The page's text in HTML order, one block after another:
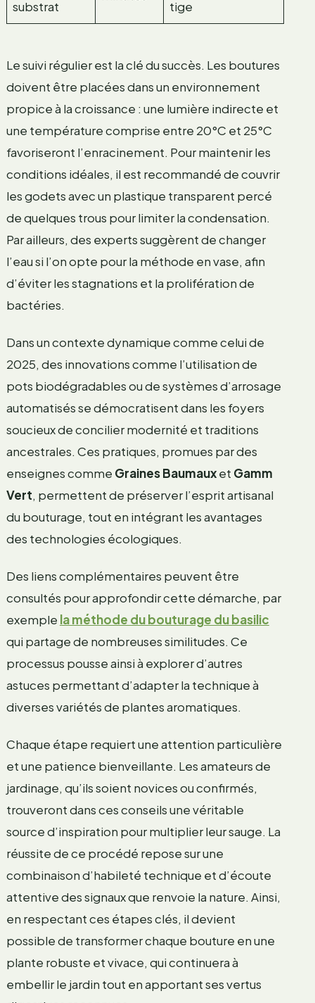
substrat
tige
Le suivi régulier est la clé du succès. Les boutures
doivent être placées dans un environnement
propice à la croissance : une lumière indirecte et
une température comprise entre 20°C et 25°C
favoriseront l’enracinement. Pour maintenir les
conditions idéales, il est recommandé de couvrir
les godets avec un plastique transparent percé
de quelques trous pour limiter la condensation.
Par ailleurs, des experts suggèrent de changer
l’eau si l’on opte pour la méthode en vase, afin
d’éviter les stagnations et la prolifération de
bactéries.
Dans un contexte dynamique comme celui de
2025, des innovations comme l’utilisation de
pots biodégradables ou de systèmes d’arrosage
automatisés se démocratisent dans les foyers
soucieux de concilier modernité et traditions
ancestrales. Ces pratiques, promues par des
enseignes comme Graines Baumauxet Gamm
Vert, permettent de préserver l’esprit artisanal
du bouturage, tout en intégrant les avantages
des technologies écologiques.
Des liens complémentaires peuvent être
consultés pour approfondir cette démarche, par
exemple la méthode du bouturage du basilic
qui partage de nombreuses similitudes. Ce
processus pousse ainsi à explorer d’autres
astuces permettant d’adapter la technique à
diverses variétés de plantes aromatiques.
Chaque étape requiert une attention particulière
et une patience bienveillante. Les amateurs de
jardinage, qu’ils soient novices ou confirmés,
trouveront dans ces conseils une véritable
source d’inspiration pour multiplier leur sauge. La
réussite de ce procédé repose sur une
combinaison d’habileté technique et d’écoute
attentive des signaux que renvoie la nature. Ainsi,
en respectant ces étapes clés, il devient
possible de transformer chaque bouture en une
plante robuste et vivace, qui continuera à
embellir le jardin tout en apportant ses vertus